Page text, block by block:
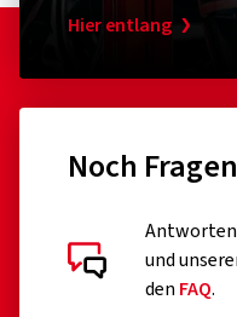
Hier entlang
Noch
Antworten
und
den FAQ.